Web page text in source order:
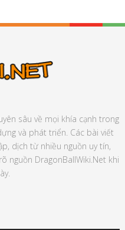
sâu về mọi khía cạnh trong
và phát triển. Các bài viết
dịch từ nhiều nguồn uy tín,
nguồn DragonBallWiki.Net khi